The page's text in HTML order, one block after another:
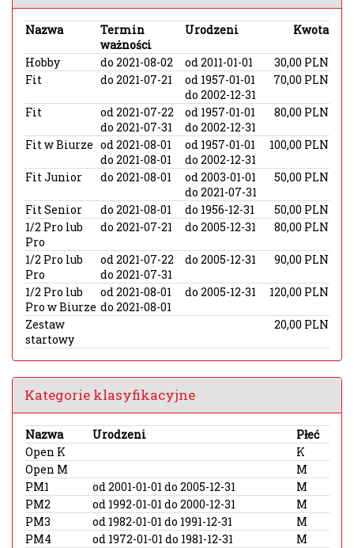
Nazwa
Termin
ważności
Urodzeni Kwota
Hobby do 2021-08-02 od 2011-01-01
30,00 PLN
Fit
do 2021-07-21
od 1957-01-01
do 2002-12-31
70,00 PLN
Fit
od 2021-07-22
do 2021-07-31
od 1957-01-01
do 2002-12-31
80,00 PLN
Fit w Biurze od 2021-08-01
do 2021-08-01
od 1957-01-01
do 2002-12-31
100,00 PLN
Fit Junior do 2021-08-01
od 2003-01-01
do 2021-07-31
50,00 PLN
Fit Senior do 2021-08-01 do 1956-12-31
50,00 PLN
1/2 Pro lub
Pro
do 2021-07-21 do 2005-12-31 80,00 PLN
1/2 Pro lub
Pro
od 2021-07-22
do 2021-07-31
do 2005-12-31 90,00 PLN
1/2 Pro lub
Pro w Biurze
od 2021-08-01
do 2021-08-01
do 2005-12-31 120,00 PLN
Zestaw
startowy
20,00 PLN
Kategorie klasyfikacyjne
Nazwa Urodzeni
Płeć
Open K
K
Open M
M
PM1
od 2001-01-01 do 2005-12-31
M
PM2
od 1992-01-01 do 2000-12-31
M
PM3
od 1982-01-01 do 1991-12-31
M
PM4
od 1972-01-01 do 1981-12-31
M